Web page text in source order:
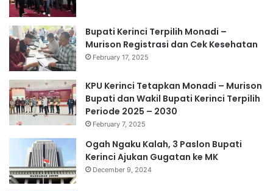
Bupati Kerinci Terpilih Monadi –
Murison Registrasi dan Cek Kesehatan
February 17, 2025
KPU Kerinci Tetapkan Monadi – Murison
Bupati dan Wakil Bupati Kerinci Terpilih
Periode 2025 – 2030
February 7, 2025
Ogah Ngaku Kalah, 3 Paslon Bupati
Kerinci Ajukan Gugatan ke MK
December 9, 2024